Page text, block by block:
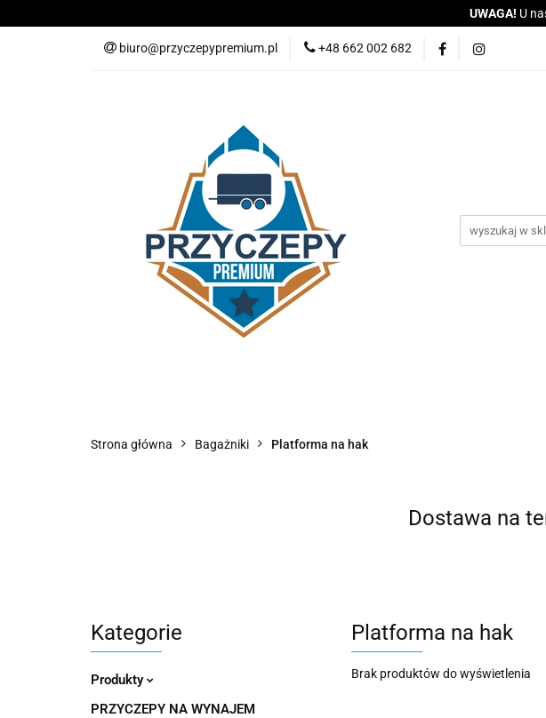
UWAGA! U
biuro@przyczepypremium.pl +48 662 002 682
PRZYCZEPY BAGAŻNIKI
Strona główna Bagażniki Platforma na hak
Dostawa na
Kategorie
Produkty
PRZYCZEPY NA WYNAJEM
Platforma na hak
Brak produktów do wyświetlenia